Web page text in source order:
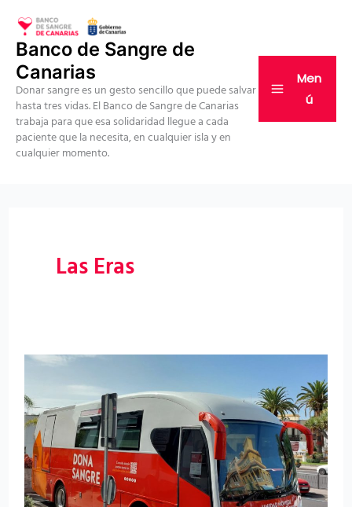
contenido
Banco de Sangre de
Canarias
Donar sangre es un gesto sencillo que puede salvar
hasta tres vidas. El Banco de Sangre de Canarias
trabaja para que esa solidaridad llegue a cada
paciente que la necesita, en cualquier isla y en
cualquier momento.
Men
ú
Las Eras
ICHH
estará
presente
en
la